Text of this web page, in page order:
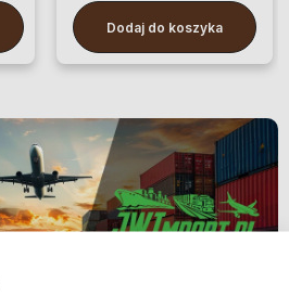
Dodaj do koszyka